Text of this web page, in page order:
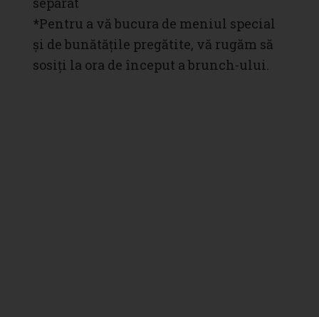
*Pentru a vă bucura de meniul special
și de bunătățile pregătite, vă rugăm să
sosiți la ora de început a brunch-ului.